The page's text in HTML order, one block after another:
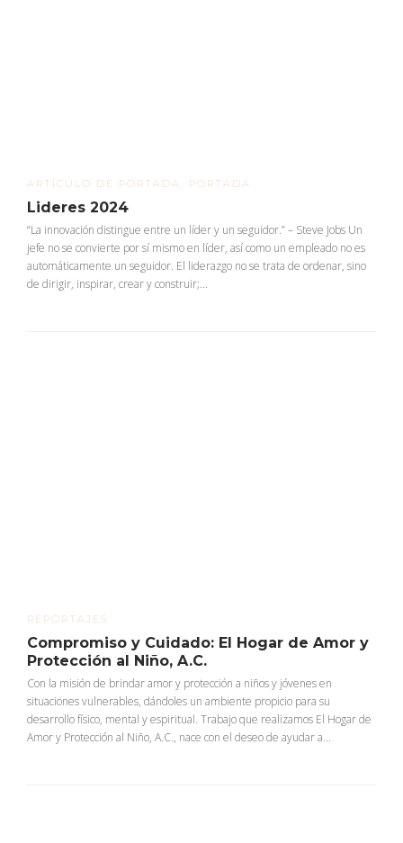
ARTÍCULO DE PORTADA PORTADA
Lideres 2024
“La innovación distingue entre un líder y un seguidor.” – Steve Jobs Un
jefe no se convierte por sí mismo en líder, así como un empleado no es
automáticamente un seguidor. El liderazgo no se trata de ordenar, sino
de dirigir, inspirar, crear y construir;...
REPORTAJES
Compromiso y Cuidado: El Hogar de Amor y
Protección al Niño, A.C.
Con la misión de brindar amor y protección a niños y jóvenes en
situaciones vulnerables, dándoles un ambiente propicio para su
desarrollo físico, mental y espiritual. Trabajo que realizamos El Hogar de
Amor y Protección al Niño, A.C., nace con el deseo de ayudar a...